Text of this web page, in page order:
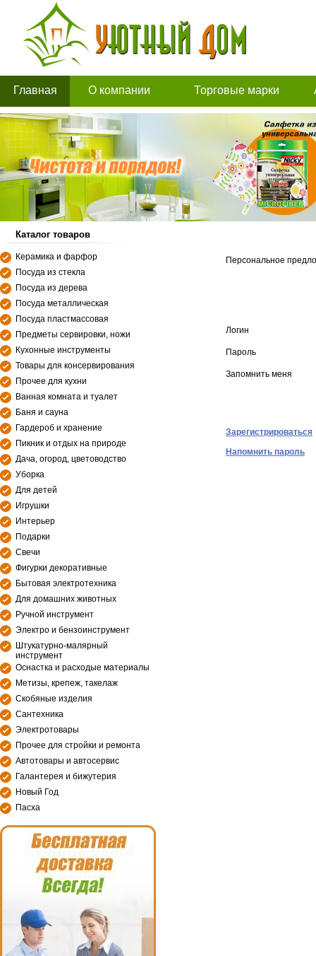
Главная О компании Торговые марки
Каталог товаров
Керамика и фарфор
Посуда из стекла
Посуда из дерева
Посуда металлическая
Посуда пластмассовая
Предметы сервировки, ножи
Кухонные инструменты
Товары для консервирования
Прочее для кухни
Ванная комната и туалет
Баня и сауна
Гардероб и хранение
Пикник и отдых на природе
Дача, огород, цветоводство
Уборка
Для детей
Игрушки
Интерьер
Подарки
Свечи
Фигурки декоративные
Бытовая электротехника
Для домашних животных
Ручной инструмент
Электро и бензоинструмент
Штукатурно-малярный
инструмент
Оснастка и расходые материалы
Метизы, крепеж, такелаж
Скобяные изделия
Сантехника
Электротовары
Прочее для стройки и ремонта
Автотовары и автосервис
Галантерея и бижутерия
Новый Год
Пасха
Персональное
Логин
Пароль
Запомнить меня
Зарегистрироваться
Напомнить пароль